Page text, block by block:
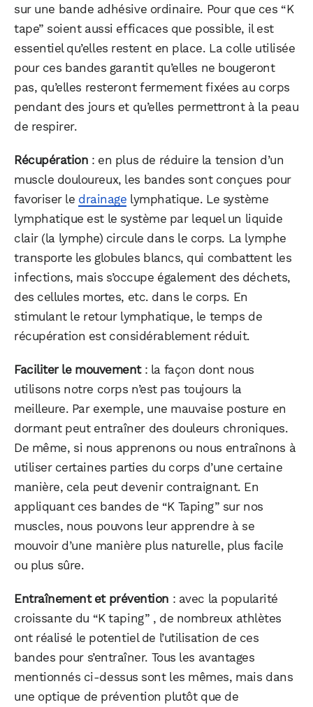
sur une bande adhésive ordinaire. Pour que ces “K
tape” soient aussi efficaces que possible, il est
essentiel qu’elles restent en place. La colle utilisée
pour ces bandes garantit qu’elles ne bougeront
pas, qu’elles resteront fermement fixées au corps
pendant des jours et qu’elles permettront à la peau
de respirer.
Récupération : en plus de réduire la tension d’un
muscle douloureux, les bandes sont conçues pour
favoriser le drainage lymphatique. Le système
lymphatique est le système par lequel un liquide
clair (la lymphe) circule dans le corps. La lymphe
transporte les globules blancs, qui combattent les
infections, mais s’occupe également des déchets,
des cellules mortes, etc. dans le corps. En
stimulant le retour lymphatique, le temps de
récupération est considérablement réduit.
Faciliter le mouvement: la façon dont nous
utilisons notre corps n’est pas toujours la
meilleure. Par exemple, une mauvaise posture en
dormant peut entraîner des douleurs chroniques.
De même, si nous apprenons ou nous entraînons à
utiliser certaines parties du corps d’une certaine
manière, cela peut devenir contraignant. En
appliquant ces bandes de “K Taping” sur nos
muscles, nous pouvons leur apprendre à se
mouvoir d’une manière plus naturelle, plus facile
ou plus sûre.
Entraînement et prévention : avec la popularité
croissante du “K taping” , de nombreux athlètes
ont réalisé le potentiel de l’utilisation de ces
bandes pour s’entraîner. Tous les avantages
mentionnés ci-dessus sont les mêmes, mais dans
une optique de prévention plutôt que de